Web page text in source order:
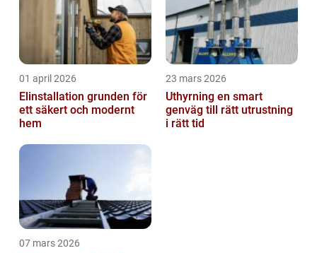
01 april 2026
Elinstallation grunden för
ett säkert och modernt
hem
23 mars 2026
Uthyrning en smart
genväg till rätt utrustning
i rätt tid
07 mars 2026